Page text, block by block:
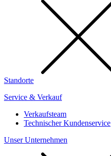
Standorte
Service & Verkauf
Verkaufsteam
Technischer Kundenservice
Unser Unternehmen